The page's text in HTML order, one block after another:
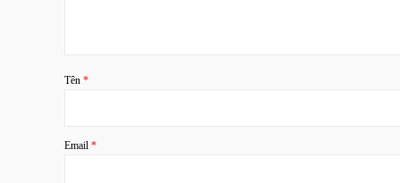
Tên *
Email *